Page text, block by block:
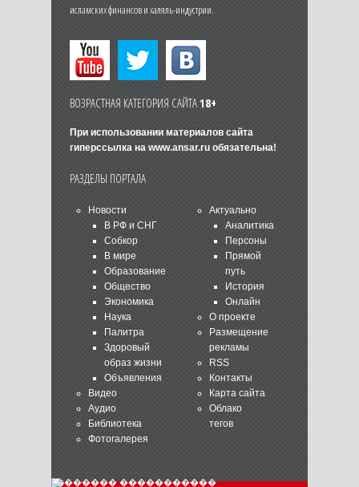
исламских финансов и халяль-индустрии.
ВОЗРАСТНАЯ КАТЕГОРИЯ САЙТА18+
При использовании материалов сайта
гиперссылка на www.ansar.ruобязательна!
РАЗДЕЛЫ ПОРТАЛА
Новости
В РФ и СНГ
Собкор
В мире
Образование
Общество
Экономика
Наука
Палитра
Здоровый
образ жизни
Объявления
Видео
Аудио
Библиотека
Фотогалерея
Актуально
Аналитика
Персоны
Прямой
путь
История
Онлайн
О проекте
Размещение
рекламы
RSS
Контакты
Карта сайта
Облако
тегов